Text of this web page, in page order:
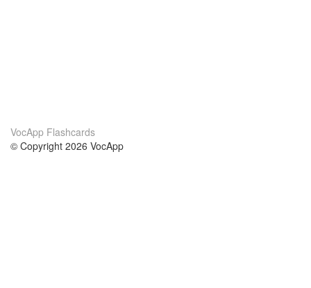
VocApp Flashcards
© Copyright 2026 VocApp